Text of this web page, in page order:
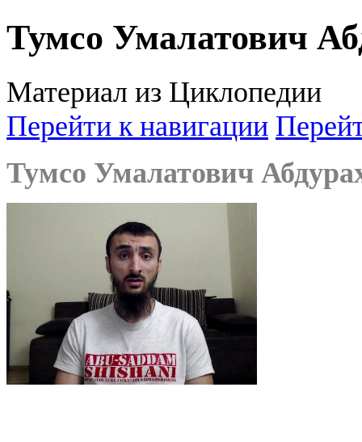
Тумсо Умалатович
Материал из Циклопедии
Перейти к навигации
Тумсо Умалатович